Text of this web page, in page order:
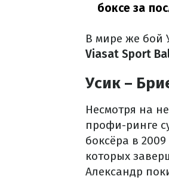
боксе за
В мире же бой
Viasat Sport
Усик –
Несмотря на
профи-ринге
боксёра в
которых
Александр